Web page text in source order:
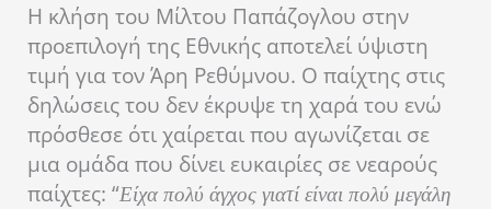
Η κλήση του Μίλτου Παπάζογλου στην
προεπιλογή της Εθνικής αποτελεί ύψιστη
τιμή για τον Άρη Ρεθύμνου. Ο παίχτης στις
δηλώσεις του δεν έκρυψε τη χαρά του ενώ
πρόσθεσε ότι χαίρεται που αγωνίζεται σε
μια ομάδα που δίνει ευκαιρίες σε νεαρούς
παίχτες: “Είχα πολύ άγχος γιατί είναι πολύ μεγάλη